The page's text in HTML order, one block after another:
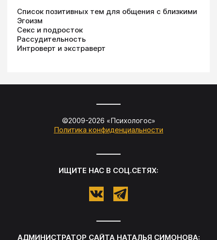
Список позитивных тем для общения с близкими
Эгоизм
Секс и подросток
Рассудительность
Интроверт и экстраверт
©2009-2026 «Психологос»
Политика конфиденциальности
ИЩИТЕ НАС В СОЦ.СЕТЯХ:
АДМИНИСТРАТОР САЙТА НАТАЛЬЯ СИМОНОВА: